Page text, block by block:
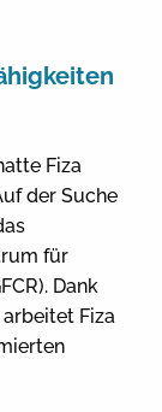
Fiza
der Suche
für
Dank
Fiza